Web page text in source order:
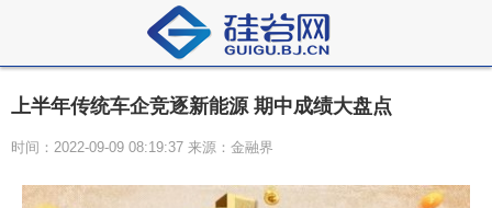
上半年传统车企竞逐新能源 期中成绩大盘点
时间：2022-09-09 08:19:37 来源：金融界